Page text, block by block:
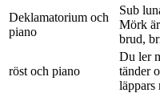
Deklamatorium och
piano
Sub
Mörk
brud,
röst och piano
Du ler
tänder
läppars